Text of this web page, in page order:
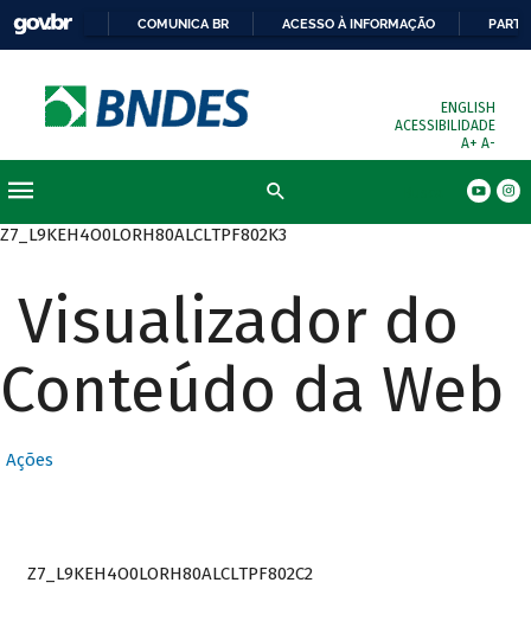
COMUNICA BR ACESSO À INFORMAÇÃO
ENGLISH
ACESSIBILIDADE
A+ A-
Z7_L9KEH4O0LORH80ALCLTPF802K3
Visualizador do
Conteúdo da Web
Ações
Z7_L9KEH4O0LORH80ALCLTPF802C2